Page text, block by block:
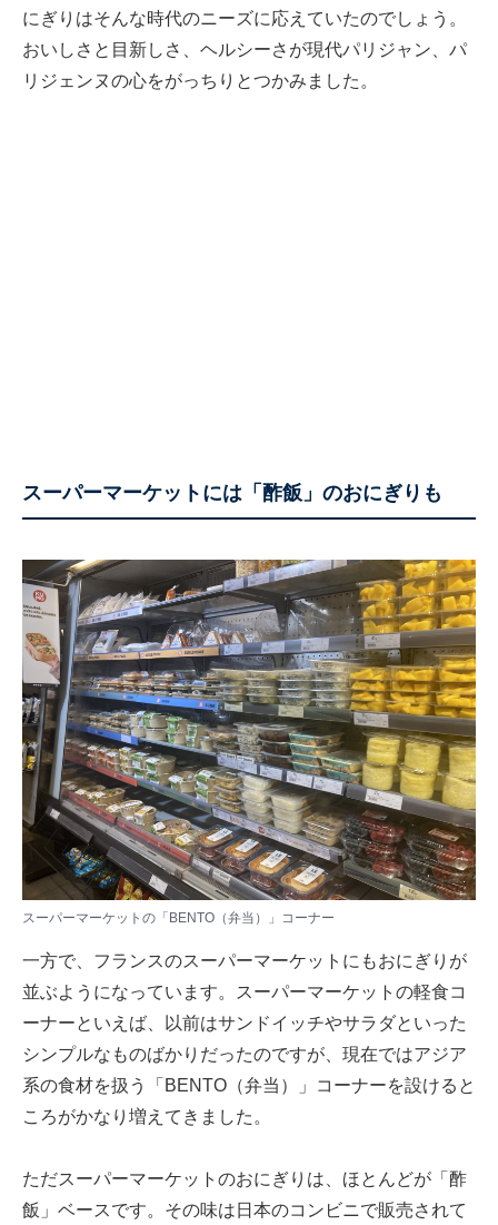
にぎりはそんな時代のニーズに応えていたのでしょう。
おいしさと目新しさ、ヘルシーさが現代パリジャン、パ
リジェンヌの心をがっちりとつかみました。
スーパーマーケットには「酢飯」のおにぎりも
スーパーマーケットの「BENTO（弁当）」コーナー
一方で、フランスのスーパーマーケットにもおにぎりが
並ぶようになっています。スーパーマーケットの軽食コ
ーナーといえば、以前はサンドイッチやサラダといった
シンプルなものばかりだったのですが、現在ではアジア
系の食材を扱う「BENTO（弁当）」コーナーを設けると
ころがかなり増えてきました。
ただスーパーマーケットのおにぎりは、ほとんどが「酢
飯」ベースです。その味は日本のコンビニで販売されて